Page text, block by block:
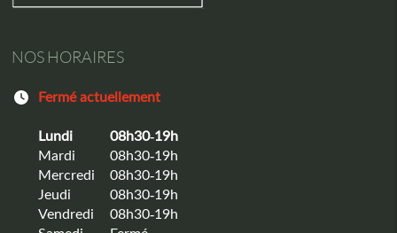
NOS HORAIRES
Fermé actuellement
Lundi
08h30-19h
Mardi
08h30-19h
Mercredi
08h30-19h
Jeudi
08h30-19h
Vendredi
08h30-19h